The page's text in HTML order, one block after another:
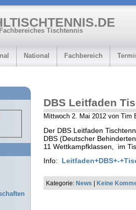
Tischtennis
National Fachbereich
DBS Leitfaden
Mittwoch 2. Mai 2012 von Tim
Der DBS Leitfaden
DBS (Deutscher
11 Wettkampfklassen, im
Info: Leitfaden+DBS+-
Kategorie: News Keine